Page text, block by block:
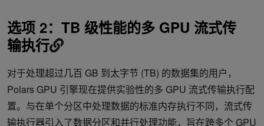
选项 2：TB 级性能的多 GPU 流式传
输执行
对于处理超过几百 GB 到太字节 (TB) 的数据集的用户，
Polars GPU 引擎现在提供实验性的多 GPU 流式传输执行配
置。与在单个分区中处理数据的标准内存执行不同，流式传
输执行器引入了数据分区和并行处理功能，旨在跨多个 GPU